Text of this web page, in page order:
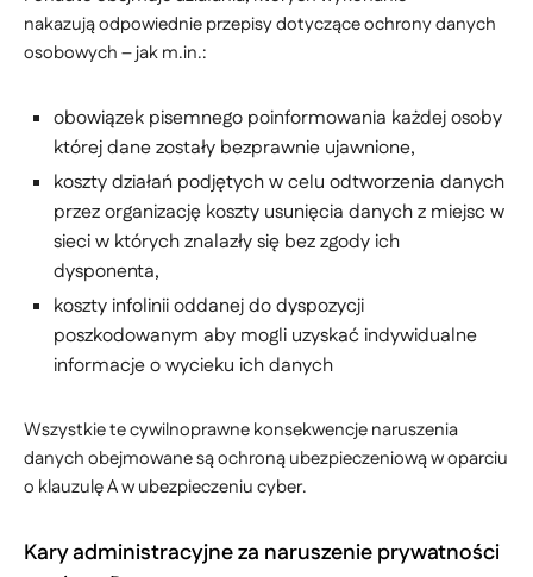
nakazują odpowiednie przepisy dotyczące ochrony danych
osobowych – jak m.in.:
obowiązek pisemnego poinformowania każdej osoby
której dane zostały bezprawnie ujawnione,
koszty działań podjętych w celu odtworzenia danych
przez organizację koszty usunięcia danych z miejsc w
sieci w których znalazły się bez zgody ich
dysponenta,
koszty infolinii oddanej do dyspozycji
poszkodowanym aby mogli uzyskać indywidualne
informacje o wycieku ich danych
Wszystkie te cywilnoprawne konsekwencje naruszenia
danych obejmowane są ochroną ubezpieczeniową w oparciu
o klauzulę A w ubezpieczeniu cyber.
Kary administracyjne za naruszenie prywatności